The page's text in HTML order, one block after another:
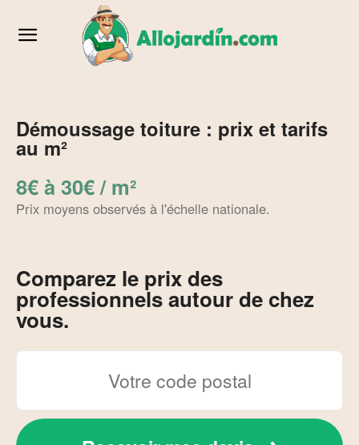
Démoussage toiture : prix et tarifs
au m²
8€ à 30€ / m²
Prix moyens observés à l'échelle nationale.
Comparez le prix des
professionnels autour de chez
vous.